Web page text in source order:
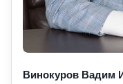
Винокуров Вадим